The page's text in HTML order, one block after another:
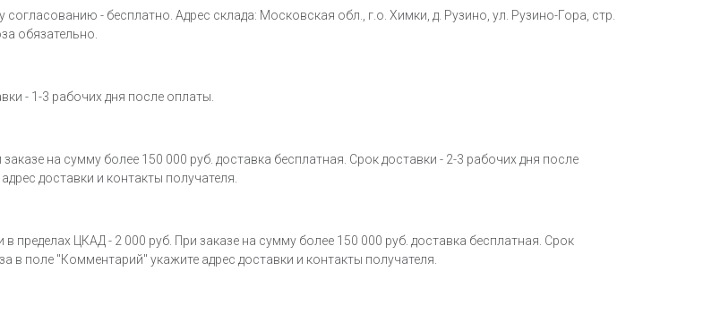
- бесплатно. Адрес склада: Московская обл., г.о. Химки, д. Рузино, ул. Рузино-Гора, стр.
обязательно.
- 1-3 рабочих дня после оплаты.
на сумму более 150 000 руб. доставка бесплатная. Срок доставки - 2-3 рабочих дня после
доставки и контакты получателя.
ЦКАД - 2 000 руб. При заказе на сумму более 150 000 руб. доставка бесплатная. Срок
в поле "Комментарий" укажите адрес доставки и контакты получателя.